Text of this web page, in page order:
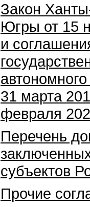
Закон
Югры от 15
и
31 марта
февраля
Перечень
субъектов
Прочие